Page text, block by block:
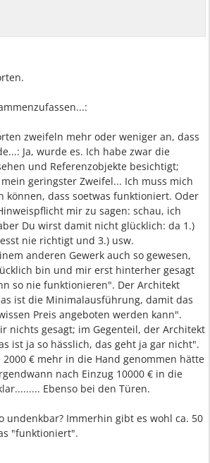
zweifeln mehr oder weniger an, dass
Ja, wurde es. Ich habe zwar die
und Referenzobjekte besichtigt;
geringster Zweifel... Ich muss mich
können, dass soetwas funktioniert. Oder
mir zu sagen: schau, ich
Du wirst damit nicht glücklich: da 1.)
nie richtigt und 3.) usw.
anderen Gewerk auch so gewesen,
bin und mir erst hinterher gesagt
so nie funktionieren". Der Architekt
ist die Minimalausführung, damit das
Preis angeboten werden kann".
nichts gesagt; im Gegenteil, der Architekt
ist ja so hässlich, das geht ja gar nicht".
2000 € mehr in die Hand genommen hätte
nach Einzug 10000 € in die
Ebenso bei den Türen.
undenkbar? Immerhin gibt es wohl ca. 50
"funktioniert".